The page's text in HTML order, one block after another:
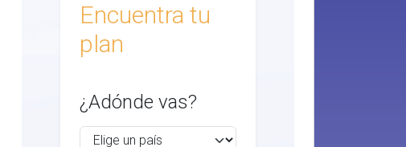
Encuentra tu
plan
¿Adónde vas?